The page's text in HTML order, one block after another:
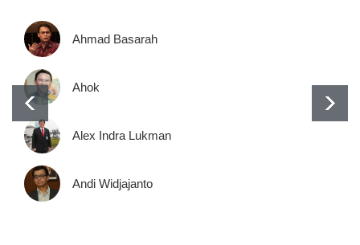
Ahmad Basarah
Ahok
Alex Indra Lukman
Andi Widjajanto